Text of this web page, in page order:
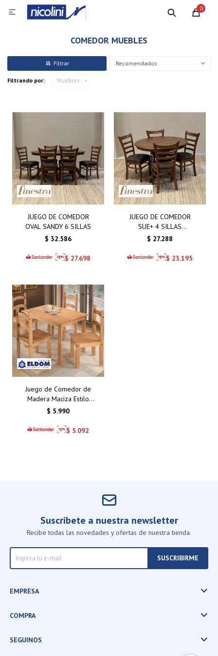
0

COMEDOR MUEBLES
Recomendados
Filtrando por: Muebles
JUEGO DE COMEDOR
OVAL SANDY 6 SILLAS
$ 32.586
$ 27.698
JUEGO DE COMEDOR
SUE+ 4 SILLAS
TAPIZADAS
$ 27.288
$ 23.195
Juego de Comedor de
Madera Maciza Estilo
Mexicano con 4 Sillas –
para tu Hogar
$ 5.990
$ 5.092
Suscríbete a nuestra newsletter
Recibe todas las novedades y ofertas de nuestra tienda.
SUSCRIBIRME
EMPRESA
COMPRA
SEGUINOS